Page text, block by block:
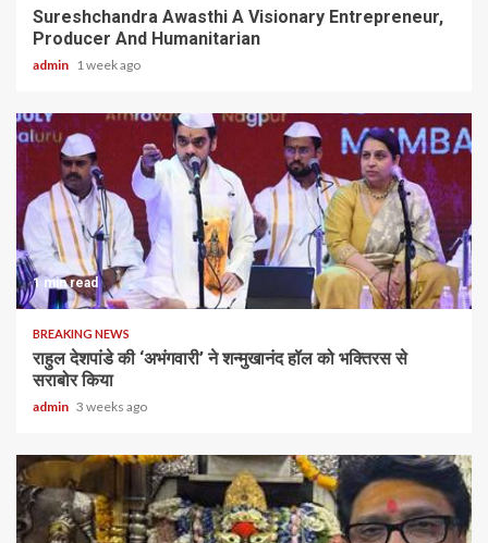
Sureshchandra Awasthi A Visionary Entrepreneur,
Producer And Humanitarian
admin 1 week ago
1 min read
BREAKING NEWS
राहुल देशपांडे की ‘अभंगवारी’ ने शन्मुखानंद हॉल को भक्तिरस से
सराबोर किया
admin 3 weeks ago